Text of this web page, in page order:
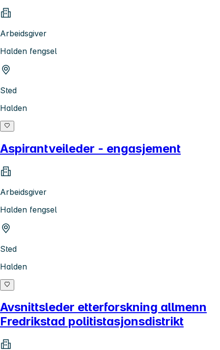
Arbeidsgiver
Halden fengsel
Sted
Halden
Aspirantveileder - engasjement
Arbeidsgiver
Halden fengsel
Sted
Halden
Avsnittsleder etterforskning allmenn
Fredrikstad politistasjonsdistrikt